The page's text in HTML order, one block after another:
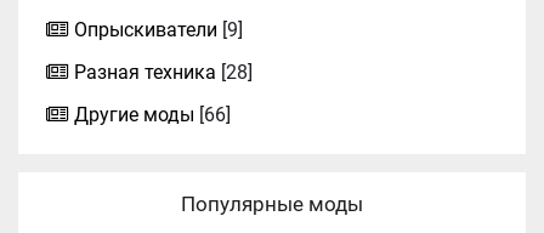
Опрыскиватели [9]
Разная техника [28]
Другие моды [66]
Популярные моды